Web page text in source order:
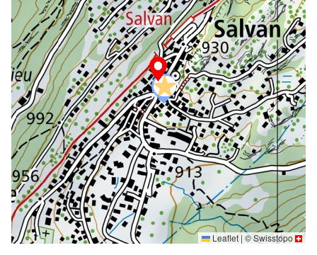
Leaflet | ©Swisstopo